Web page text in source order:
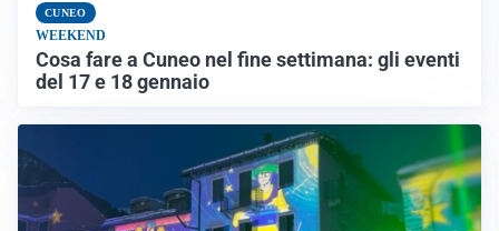
CUNEO
WEEKEND
Cosa fare a Cuneo nel fine settimana: gli eventi
del 17 e 18 gennaio